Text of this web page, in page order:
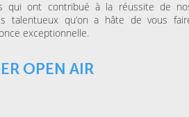
qui ont contribué à la réussite de
talentueux qu’on a hâte de vous
exceptionnelle.
OPEN AIR